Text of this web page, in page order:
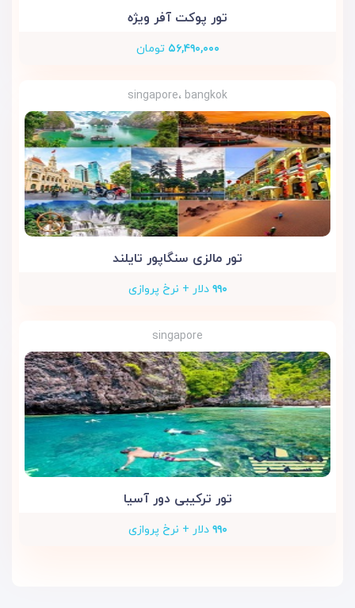
تور پوکت آفر ویژه
۵۶,۴۹۰,۰۰۰ تومان
singapore، bangkok
تور مالزی سنگاپور تایلند
۹۹۰ دلار + نرخ پروازی
singapore
تور ترکیبی دور آسیا
۹۹۰ دلار + نرخ پروازی